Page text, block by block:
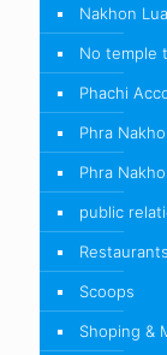
Nakhon
No temple
Phachi
Phra
Phra
public
Restaurants
Scoops
Shoping &